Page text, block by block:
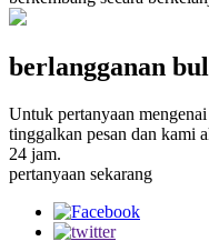
berlangganan
Untuk pertanyaan
tinggalkan pesan dan kami
24 jam.
pertanyaan sekarang